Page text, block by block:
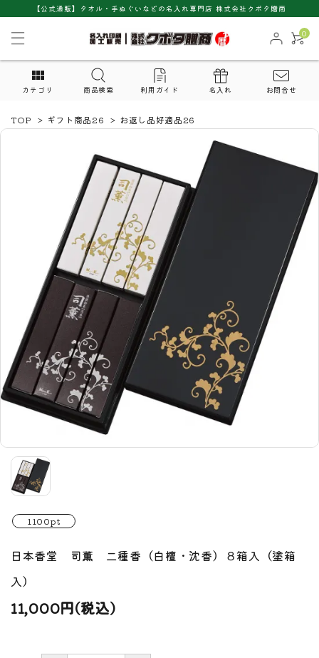
【公式通販】タオル・手ぬぐいなどの名入れ専門店 株式会社クボタ贈商
0
カテゴリ 商品検索 利用ガイド 名入れ お問合せ
TOP > ギフト商品26 > お返し品好適品26
1100pt
日本香堂 司薫 二種香（白檀・沈香）８箱入（塗箱
入）
11,000円(税込)